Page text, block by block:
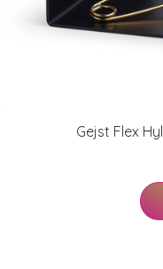
Gejst Flex